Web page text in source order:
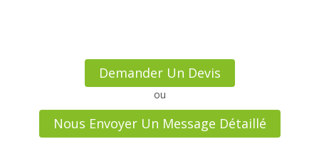
Demander Un Devis
ou
Nous Envoyer Un Message Détaillé